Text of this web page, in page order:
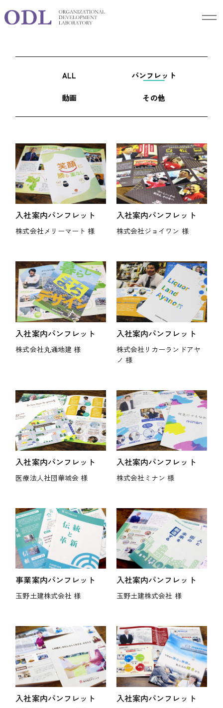
Production 制作実績
ALL パンフレット
動画 その他
入社案内パンフレット
株式会社メリーマート 様
入社案内パンフレット
株式会社ジョイワン 様
入社案内パンフレット
株式会社丸通地建 様
入社案内パンフレット
株式会社リカーランドアヤ
ノ 様
入社案内パンフレット
医療法人社団華城会 様
入社案内パンフレット
株式会社ミナン 様
事業案内パンフレット
玉野土建株式会社 様
入社案内パンフレット
玉野土建株式会社 様
入社案内パンフレット 入社案内パンフレット